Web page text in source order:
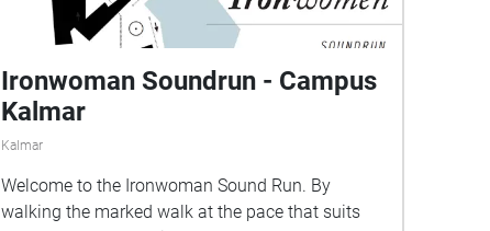
Ironwoman Soundrun - Campus
Kalmar
Kalmar
Welcome to the Ironwoman Sound Run. By
walking the marked walk at the pace that suits